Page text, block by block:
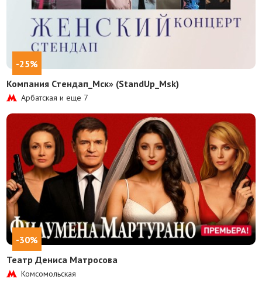
-25%
Компания Стендап_Мск» (StandUp_Msk)
Арбатская и еще 7
-30%
Театр Дениса Матросова
Комсомольская